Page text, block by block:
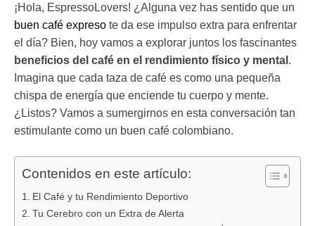
¡Hola, EspressoLovers! ¿Alguna vez has sentido que un
buen café expreso te da ese impulso extra para enfrentar
el día? Bien, hoy vamos a explorar juntos los fascinantes
beneficios del café en el rendimiento físico y mental .
Imagina que cada taza de café es como una pequeña
chispa de energía que enciende tu cuerpo y mente.
¿Listos? Vamos a sumergirnos en esta conversación tan
estimulante como un buen café colombiano.
Contenidos en este artículo:
El Café y tu Rendimiento Deportivo
Tu Cerebro con un Extra de Alerta